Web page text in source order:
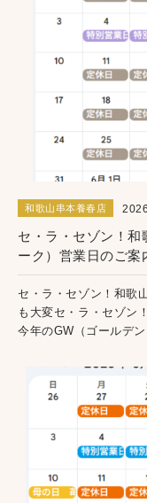
和歌山串本養春店
セ・ラ・セゾン！和
ーク）営業日のご案
セ・ラ・セゾン！和歌
も大変セ・ラ・セゾン
今年のGW（ゴールデ